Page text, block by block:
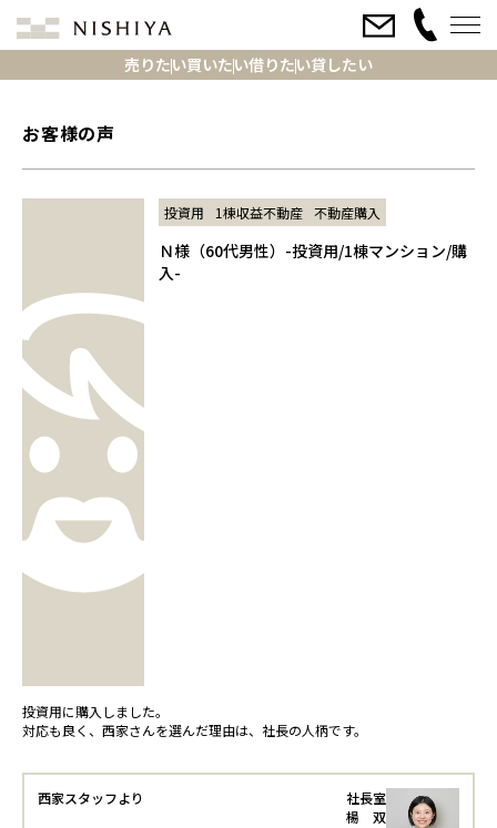
売りたい買いたい借りたい貸したい
お客様の声
投資用 1棟収益不動産 不動産購入
Ｎ様（60代男性）-投資用/1棟マンション/購
入-
投資用に購入しました。
対応も良く、西家さんを選んだ理由は、社長の人柄です。
西家スタッフより
社長室
楊 双